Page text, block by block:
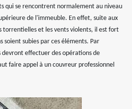
qui se rencontrent normalement au niveau
de l'immeuble. En effet, suite aux
torrentielles et les vents violents, il est fort
soient subies par ces éléments. Par
effectuer des opérations de
faire appel à un couvreur professionnel